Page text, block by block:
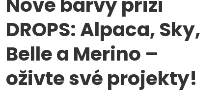
DROPS: Alpaca, Sky,
Belle a Merino –
oživte své projekty!